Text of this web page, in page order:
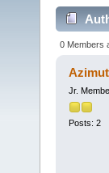
0 Members
Azimut
Jr.
Posts: 2